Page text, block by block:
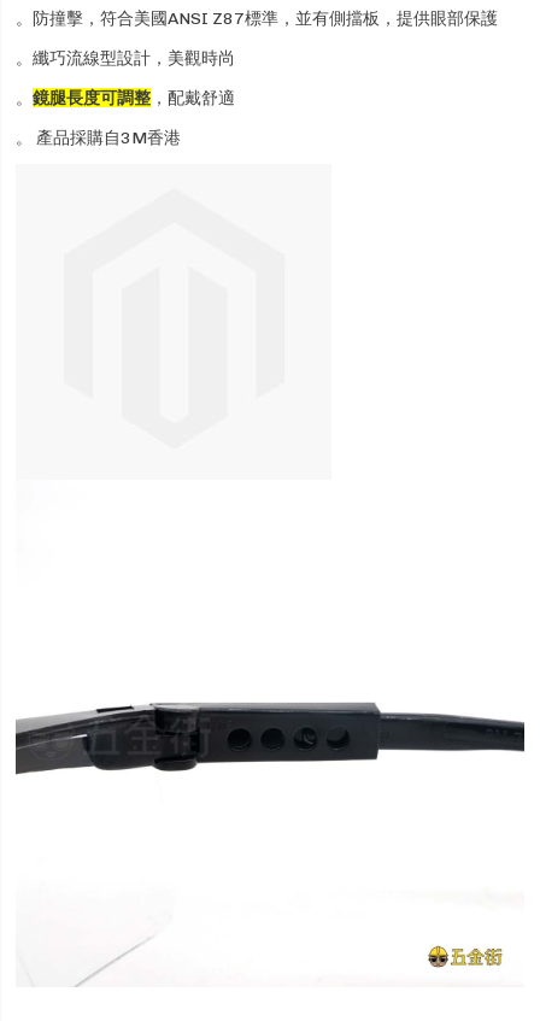
。防撞擊，符合美國ANSI Z87標準，並有側擋板，提供眼部保護
。纖巧流線型設計，美觀時尚
。鏡腿長度可調整 ，配戴舒適
。 產品採購自3M香港